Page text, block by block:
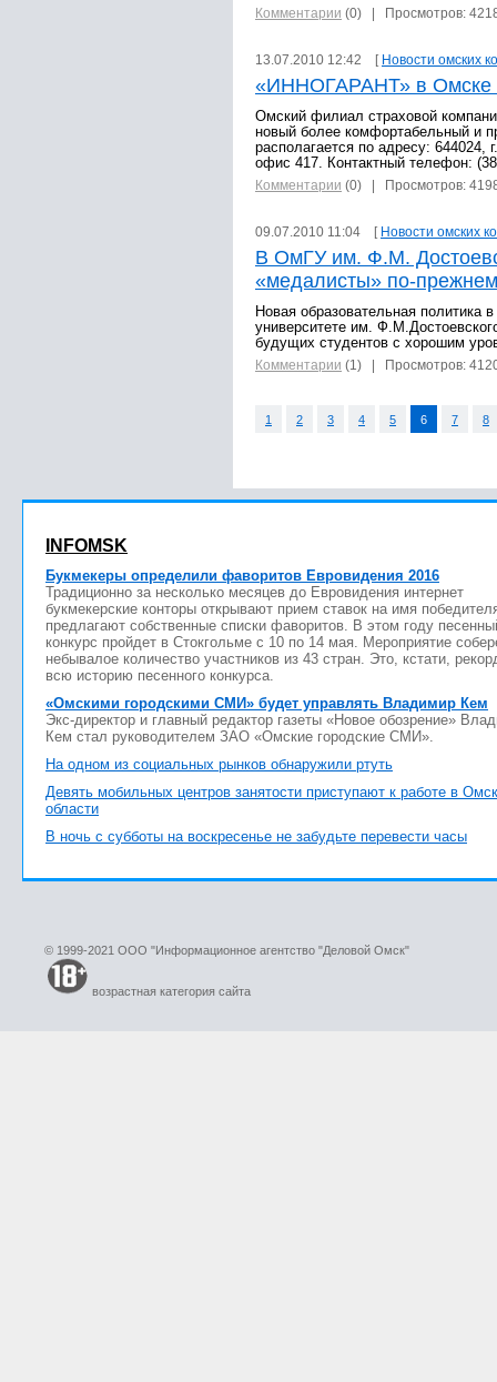
Комментарии (0) | Просмотров:
13.07.2010 12:42 [ Новости омских
«ИННОГАРАНТ» в Омске
Омский филиал страховой
новый более комфортабельный и
располагается по адресу: 644024,
офис 417. Контактный телефон:
Комментарии (0) | Просмотров:
09.07.2010 11:04 [ Новости омских
В ОмГУ им. Ф.М.
«медалисты» по-
Новая образовательная политика
университете им.
будущих студентов с хорошим
Комментарии (1) | Просмотров:
1 2 3 4 5 6 7 8
INFOMSK
Букмекеры определили фаворитов Евровидения 2016
Традиционно за несколько месяцев до Евровидения интернет
букмекерские конторы открывают прием ставок на имя
предлагают собственные списки фаворитов. В этом году
конкурс пройдет в Стокгольме с 10 по 14 мая. Мероприятие
небывалое количество участников из 43 стран. Это, кстати,
всю историю песенного конкурса.
«Омскими городскими СМИ» будет управлять Владимир Кем
Экс-директор и главный редактор газеты «Новое обозрение»
Кем стал руководителем ЗАО «Омские городские СМИ».
На одном из социальных рынков обнаружили ртуть
Девять мобильных центров занятости приступают к работе в
области
В ночь с субботы на воскресенье не забудьте перевести часы
© 1999-2021 ООО "Информационное агентство "Деловой Омск"
возрастная категория сайта